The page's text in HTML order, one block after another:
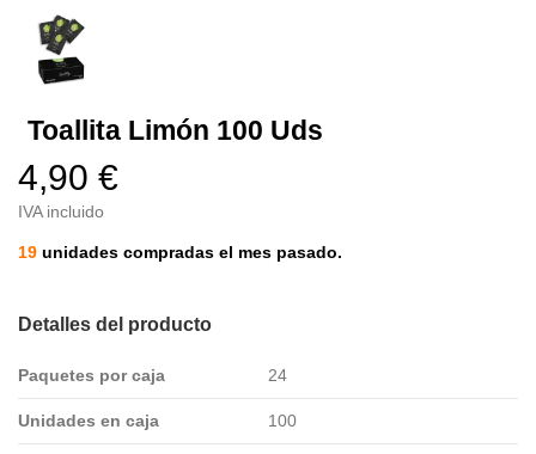
Toallita Limón 100 Uds
4,90 €
IVA incluido
19 unidades compradas el mes pasado.
Detalles del producto
Paquetes por caja 24
Unidades en caja 100